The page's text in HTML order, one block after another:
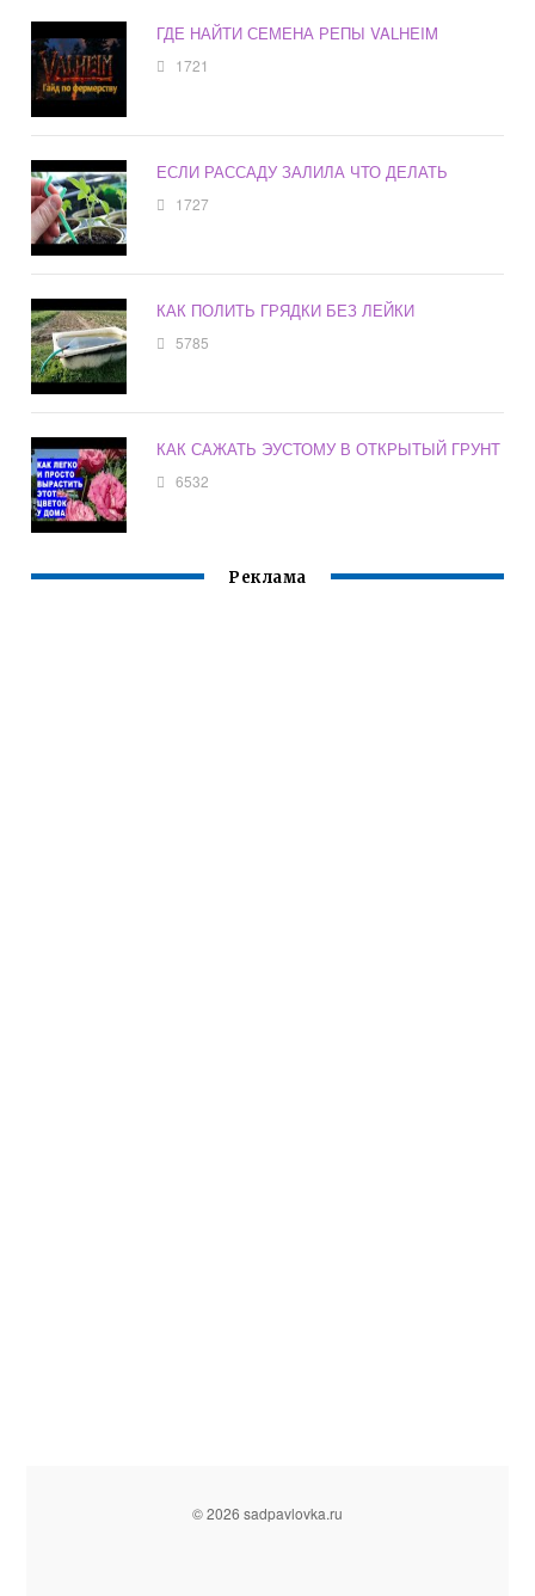
ГДЕ НАЙТИ СЕМЕНА РЕПЫ VALHEIM
1721
ЕСЛИ РАССАДУ ЗАЛИЛА ЧТО ДЕЛАТЬ
1727
КАК ПОЛИТЬ ГРЯДКИ БЕЗ ЛЕЙКИ
5785
КАК САЖАТЬ ЭУСТОМУ В ОТКРЫТЫЙ ГРУНТ
6532
Реклама
© 2026 sadpavlovka.ru